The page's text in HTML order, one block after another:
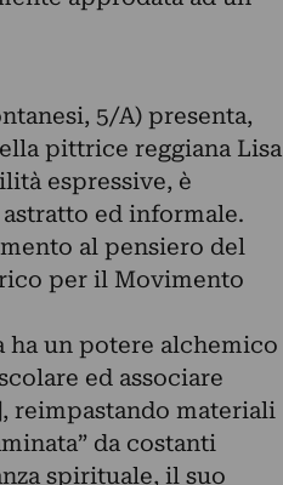
5/A) presenta,
pittrice reggiana Lisa
espressive, è
ed informale.
al pensiero del
per il Movimento
ha un potere alchemico
ed associare
reimpastando materiali
da costanti
spirituale, il suo